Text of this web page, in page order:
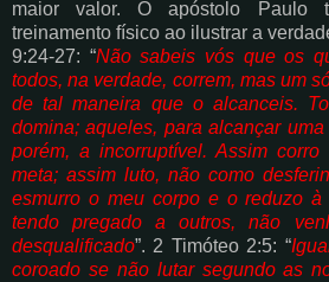
maiorvalor. O apóstolo Paulo
treinamento físico ao ilustrar a
9:24-27: “Não sabeis vós que os
todos, na verdade, correm, mas um
de tal maneira que o alcanceis.
domina; aqueles, para alcançar
porém, a incorruptível. Assim
meta; assim luto, não como
esmurro o meu corpo e o reduzo à
tendopregado a outros, não
desqualificado”. 2 Timóteo 2:5: “
coroado se não lutar segundo as